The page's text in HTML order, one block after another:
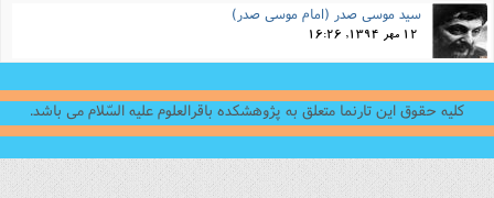
سید موسی صدر (امام موسی صدر)
12 مهر 1394, 16:26
کلیه حقوق این تارنما متعلق به پژوهشکده باقرالعلوم علیه السّلام می باشد.